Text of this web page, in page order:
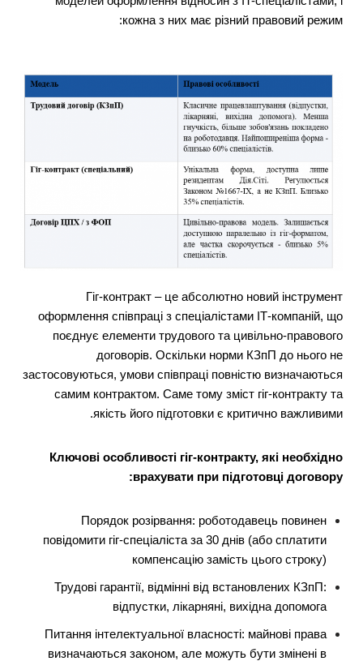
кожна з них має різний правовий режим:
Гіг-контракт – це абсолютно новий інструмент
оформлення співпраці з спеціалістами ІТ-компаній, що
поєднує елементи трудового та цивільно-правового
договорів. Оскільки норми КЗпП до нього не
застосовуються, умови співпраці повністю визначаються
самим контрактом. Саме тому зміст гіг-контракту та
якість його підготовки є критично важливими.
Ключові особливості гіг-контракту, які необхідно
врахувати при підготовці договору:
Порядок розірвання: роботодавець повинен
повідомити гіг-спеціаліста за 30 днів (або сплатити
компенсацію замість цього строку)
Трудові гарантії, відмінні від встановлених КЗпП:
відпустки, лікарняні, вихідна допомога
Питання інтелектуальної власності: майнові права
визначаються законом, але можуть бути змінені в